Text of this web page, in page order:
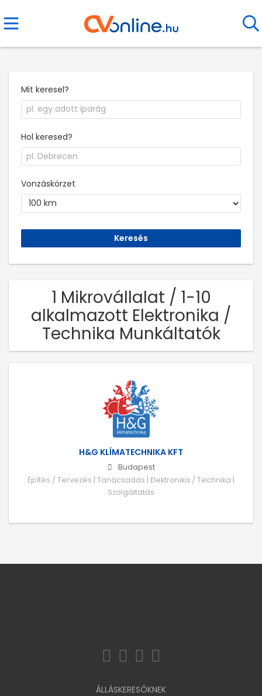
Mit keresel?
Hol keresed?
Vonzáskörzet
1 Mikrovállalat / 1-10
alkalmazott Elektronika /
Technika Munkáltatók
H&G KLÍMATECHNIKA KFT
Budapest
Építés / Tervezés | Tanácsadás | Elektronika / Technika |
Szolgáltatás
ÁLLÁSKERESŐKNEK